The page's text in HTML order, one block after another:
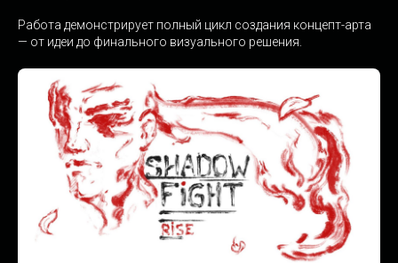
Работа демонстрирует полный цикл создания концепт-арта
— от идеи до финального визуального решения.